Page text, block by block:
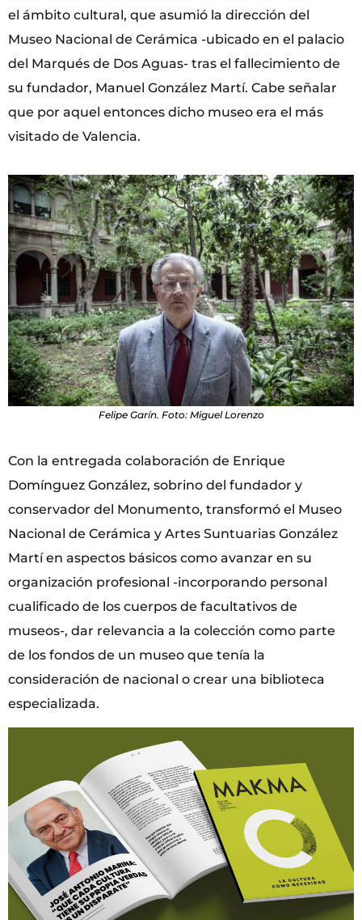
el ámbito cultural, que asumió la dirección del
Museo Nacional de Cerámica -ubicado en el palacio
del Marqués de Dos Aguas- tras el fallecimiento de
su fundador, Manuel González Martí. Cabe señalar
que por aquel entonces dicho museo era el más
visitado de Valencia.
Felipe Garín. Foto: Miguel Lorenzo
Con la entregada colaboración de Enrique
Domínguez González, sobrino del fundador y
conservador del Monumento, transformó el Museo
Nacional de Cerámica y Artes Suntuarias González
Martí en aspectos básicos como avanzar en su
organización profesional -incorporando personal
cualificado de los cuerpos de facultativos de
museos-, dar relevancia a la colección como parte
de los fondos de un museo que tenía la
consideración de nacional o crear una biblioteca
especializada.